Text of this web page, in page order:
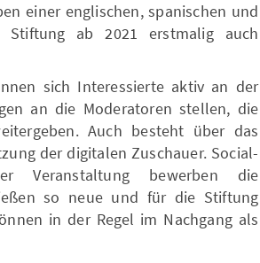
einer englischen, spanischen und
Stiftung ab 2021 erstmalig auch
sich Interessierte aktiv an der
an die Moderatoren stellen, die
Auch besteht über das
der digitalen Zuschauer. Social-
Veranstaltung bewerben die
so neue und für die Stiftung
in der Regel im Nachgang als